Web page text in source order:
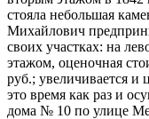
стояла небольшая
Михайлович
своих участках: на
этажом, оценочная
руб.; увеличивается и
это время как раз и
дома № 10 по улице